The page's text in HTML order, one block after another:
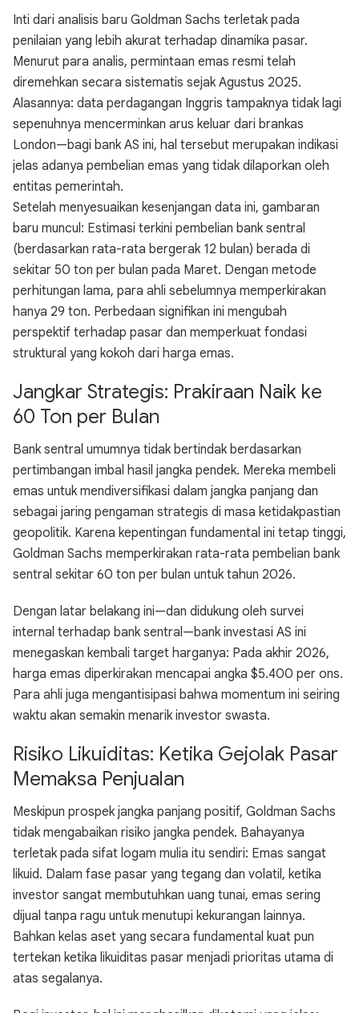
Inti dari analisis baru Goldman Sachs terletak pada
penilaian yang lebih akurat terhadap dinamika pasar.
Menurut para analis, permintaan emas resmi telah
diremehkan secara sistematis sejak Agustus 2025.
Alasannya: data perdagangan Inggris tampaknya tidak lagi
sepenuhnya mencerminkan arus keluar dari brankas
London—bagi bank AS ini, hal tersebut merupakan indikasi
jelas adanya pembelian emas yang tidak dilaporkan oleh
entitas pemerintah.
Setelah menyesuaikan kesenjangan data ini, gambaran
baru muncul: Estimasi terkini pembelian bank sentral
(berdasarkan rata-rata bergerak 12 bulan) berada di
sekitar 50 ton per bulan pada Maret. Dengan metode
perhitungan lama, para ahli sebelumnya memperkirakan
hanya 29 ton. Perbedaan signifikan ini mengubah
perspektif terhadap pasar dan memperkuat fondasi
struktural yang kokoh dari harga emas.
Jangkar Strategis: Prakiraan Naik ke
60 Ton per Bulan
Bank sentral umumnya tidak bertindak berdasarkan
pertimbangan imbal hasil jangka pendek. Mereka membeli
emas untuk mendiversifikasi dalam jangka panjang dan
sebagai jaring pengaman strategis di masa ketidakpastian
geopolitik. Karena kepentingan fundamental ini tetap tinggi,
Goldman Sachs memperkirakan rata-rata pembelian bank
sentral sekitar 60 ton per bulan untuk tahun 2026.
Dengan latar belakang ini—dan didukung oleh survei
internal terhadap bank sentral—bank investasi AS ini
menegaskan kembali target harganya: Pada akhir 2026,
harga emas diperkirakan mencapai angka $5.400 per ons.
Para ahli juga mengantisipasi bahwa momentum ini seiring
waktu akan semakin menarik investor swasta.
Risiko Likuiditas: Ketika Gejolak Pasar
Memaksa Penjualan
Meskipun prospek jangka panjang positif, Goldman Sachs
tidak mengabaikan risiko jangka pendek. Bahayanya
terletak pada sifat logam mulia itu sendiri: Emas sangat
likuid. Dalam fase pasar yang tegang dan volatil, ketika
investor sangat membutuhkan uang tunai, emas sering
dijual tanpa ragu untuk menutupi kekurangan lainnya.
Bahkan kelas aset yang secara fundamental kuat pun
tertekan ketika likuiditas pasar menjadi prioritas utama di
atas segalanya.